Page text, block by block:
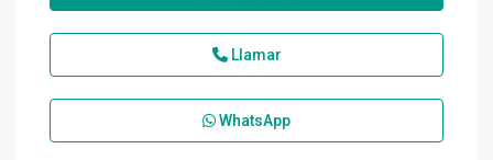
Llamar
WhatsApp